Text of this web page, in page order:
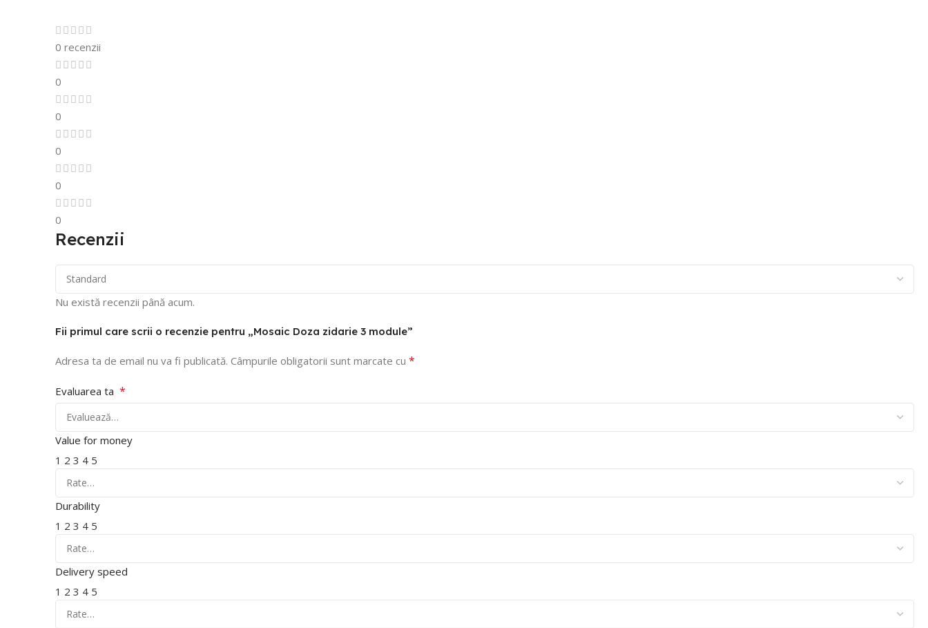
0 recenzii
0
0
0
0
0
Recenzii
Nu există recenzii până acum.
Fii primul care scrii o recenzie pentru „Mosaic Doza zidarie 3 module”
Adresa ta de email nu va fi publicată. Câmpurile obligatorii sunt marcate cu *
Evaluarea ta *
Value for money
1 2 3 4 5
Durability
1 2 3 4 5
Delivery speed
1 2 3 4 5